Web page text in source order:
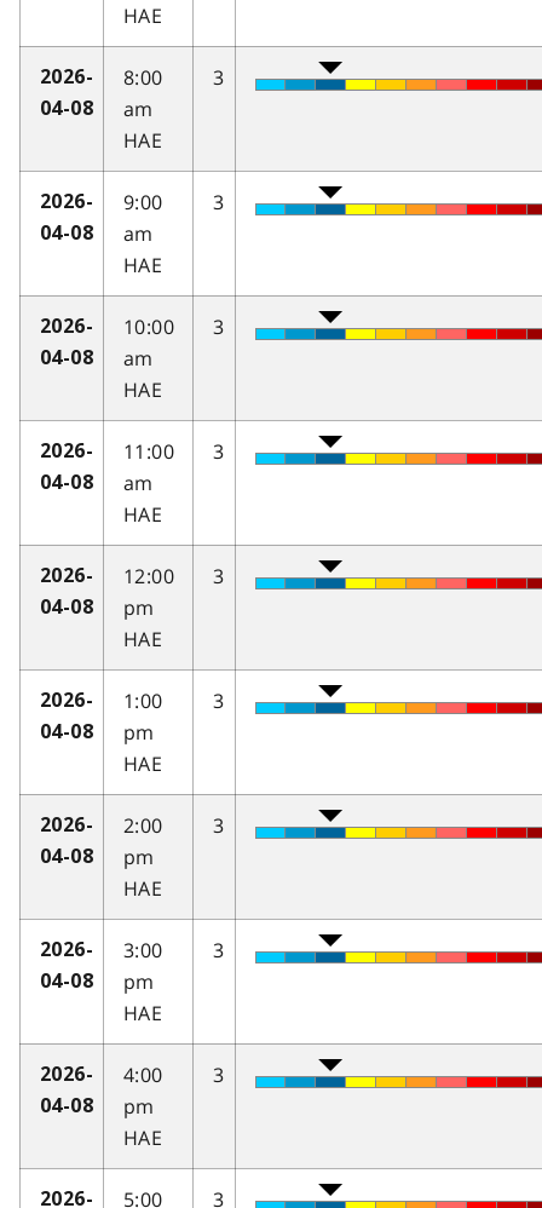
HAE
2026-
04-08
8:00
am
HAE
3
2026-
04-08
9:00
am
HAE
3
2026-
04-08
10:00
am
HAE
3
2026-
04-08
11:00
am
HAE
3
2026-
04-08
12:00
pm
HAE
3
2026-
04-08
1:00
pm
HAE
3
2026-
04-08
2:00
pm
HAE
3
2026-
04-08
3:00
pm
HAE
3
2026-
04-08
4:00
pm
HAE
3
2026-
5:00
3